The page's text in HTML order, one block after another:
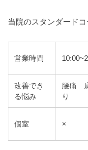
当院のスタンダード
営業時間
改善でき
る悩み
腰痛
り
個室 ×